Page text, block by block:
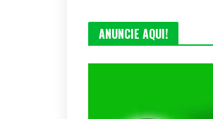
ANUNCIE AQUI!